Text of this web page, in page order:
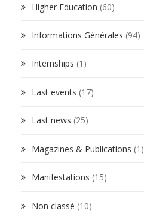
Higher Education (60)
Informations Générales (94)
Internships (1)
Last events (17)
Last news (25)
Magazines & Publications (1)
Manifestations (15)
Non classé (10)